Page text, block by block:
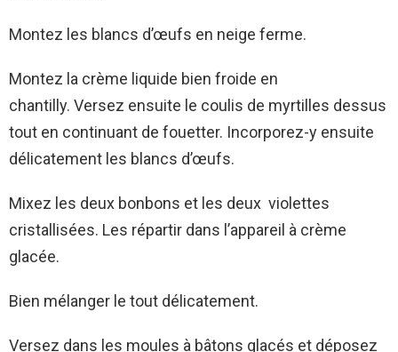
Montez les blancs d’œufs en neige ferme.
Montez la crème liquide bien froide en
chantilly. Versez ensuite le coulis de myrtilles dessus
tout en continuant de fouetter. Incorporez-y ensuite
délicatement les blancs d’œufs.
Mixez les deux bonbons et les deux violettes
cristallisées. Les répartir dans l’appareil à crème
glacée.
Bien mélanger le tout délicatement.
Versez dans les moules à bâtons glacés et déposez